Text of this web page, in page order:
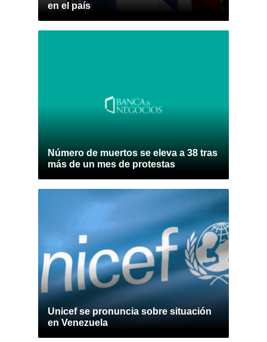
en el país
Número de muertos se eleva a 38 tras
más de un mes de protestas
Unicef se pronuncia sobre situación
en Venezuela